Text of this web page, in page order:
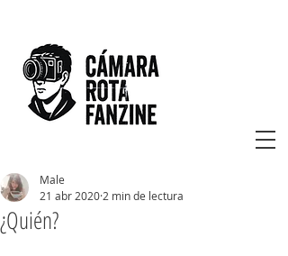
¿Quién?
Male
21 abr 2020 2 min de lectura